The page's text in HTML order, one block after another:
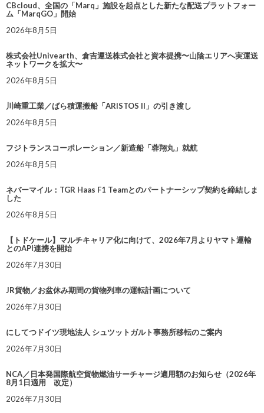
CBcloud、全国の「Marq」施設を起点とした新たな配送プラットフォー
ム「MarqGO」開始
2026年8月5日
株式会社Univearth、倉吉運送株式会社と資本提携〜山陰エリアへ実運送
ネットワークを拡大〜
2026年8月5日
川崎重工業／ばら積運搬船「ARISTOS II」の引き渡し
2026年8月5日
フジトランスコーポレーション／新造船「蓉翔丸」就航
2026年8月5日
ネバーマイル：TGR Haas F1 Teamとのパートナーシップ契約を締結しま
した
2026年8月5日
【トドケール】マルチキャリア化に向けて、2026年7月よりヤマト運輸
とのAPI連携を開始
2026年7月30日
JR貨物／お盆休み期間の貨物列車の運転計画について
2026年7月30日
にしてつドイツ現地法人 シュツットガルト事務所移転のご案内
2026年7月30日
NCA／日本発国際航空貨物燃油サーチャージ適用額のお知らせ（2026年
8月1日適用 改定）
2026年7月30日